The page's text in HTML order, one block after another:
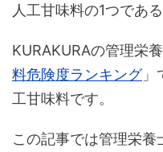
人工甘味料の1つであ
KURAKURAの管理栄
料危険度ランキング」
工甘味料です。
この記事では管理栄